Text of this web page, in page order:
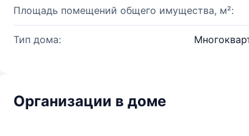
Площадь помещений общего имущества, м²:
Тип дома:
Организации в доме